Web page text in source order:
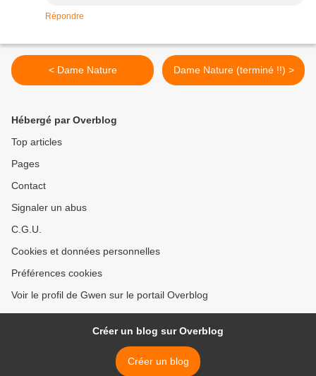
Répondre
< Dame Nature Dame Nature (terminé !!) >
Hébergé par Overblog
Top articles
Pages
Contact
Signaler un abus
C.G.U.
Cookies et données personnelles
Préférences cookies
Voir le profil de Gwen sur le portail Overblog
Créer un blog sur Overblog
Créer un blog